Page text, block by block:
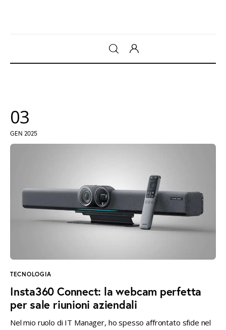
x
03
GEN 2025
TECNOLOGIA
Insta360 Connect: la webcam perfetta
per sale riunioni aziendali
Nel mio ruolo di IT Manager, ho spesso affrontato sfide nel